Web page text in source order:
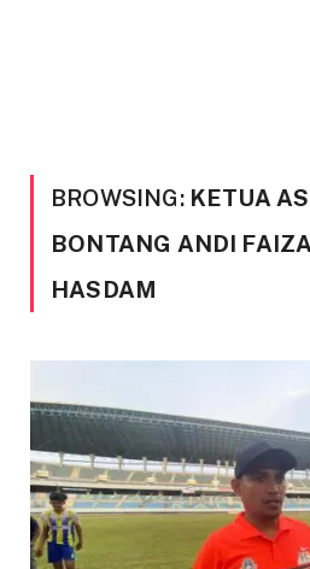
BROWSING: KETUA
BONTANG ANDI
HASDAM